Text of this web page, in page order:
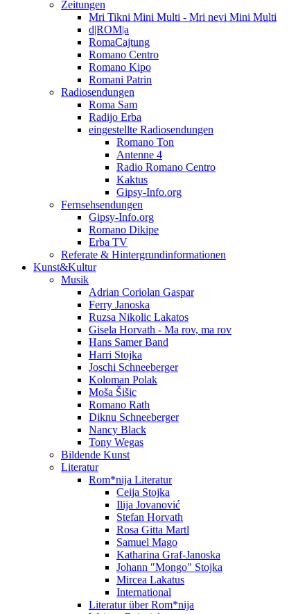
Zeitungen
Mri Tikni Mini Multi - Mri nevi Mini Multi
d|ROM|a
RomaCajtung
Romano Centro
Romano Kipo
Romani Patrin
Radiosendungen
Roma Sam
Radijo Erba
eingestellte Radiosendungen
Romano Ton
Antenne 4
Radio Romano Centro
Kaktus
Gipsy-Info.org
Fernsehsendungen
Gipsy-Info.org
Romano Dikipe
Erba TV
Referate & Hintergrundinformationen
Kunst&Kultur
Musik
Adrian Coriolan Gaspar
Ferry Janoska
Ruzsa Nikolic Lakatos
Gisela Horvath - Ma rov, ma rov
Hans Samer Band
Harri Stojka
Joschi Schneeberger
Koloman Polak
Moša Šišic
Romano Rath
Diknu Schneeberger
Nancy Black
Tony Wegas
Bildende Kunst
Literatur
Rom*nija Literatur
Ceija Stojka
Ilija Jovanović
Stefan Horvath
Rosa Gitta Martl
Samuel Mago
Katharina Graf-Janoska
Johann "Mongo" Stojka
Mircea Lakatus
International
Literatur über Rom*nija